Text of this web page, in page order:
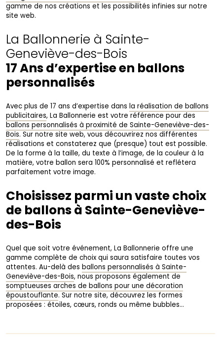
gamme de nos créations et les possibilités infinies sur notre
site web.
La Ballonnerie à Sainte-
Geneviève-des-Bois
17 Ans d’expertise en ballons
personnalisés
Avec plus de 17 ans d’expertise dans la réalisation de ballons
publicitaires, La Ballonnerie est votre référence pour des
ballons personnalisés à proximité de Sainte-Geneviève-des-
Bois. Sur notre site web, vous découvrirez nos différentes
réalisations et constaterez que (presque) tout est possible.
De la forme à la taille, du texte à l’image, de la couleur à la
matière, votre ballon sera 100% personnalisé et reflétera
parfaitement votre image.
Choisissez parmi un vaste choix
de ballons à Sainte-Geneviève-
des-Bois
Quel que soit votre événement, La Ballonnerie offre une
gamme complète de choix qui saura satisfaire toutes vos
attentes. Au-delà des ballons personnalisés à Sainte-
Geneviève-des-Bois, nous proposons également de
somptueuses arches de ballons pour une décoration
époustouflante. Sur notre site, découvrez les formes
proposées : étoiles, cœurs, ronds ou même bubbles…